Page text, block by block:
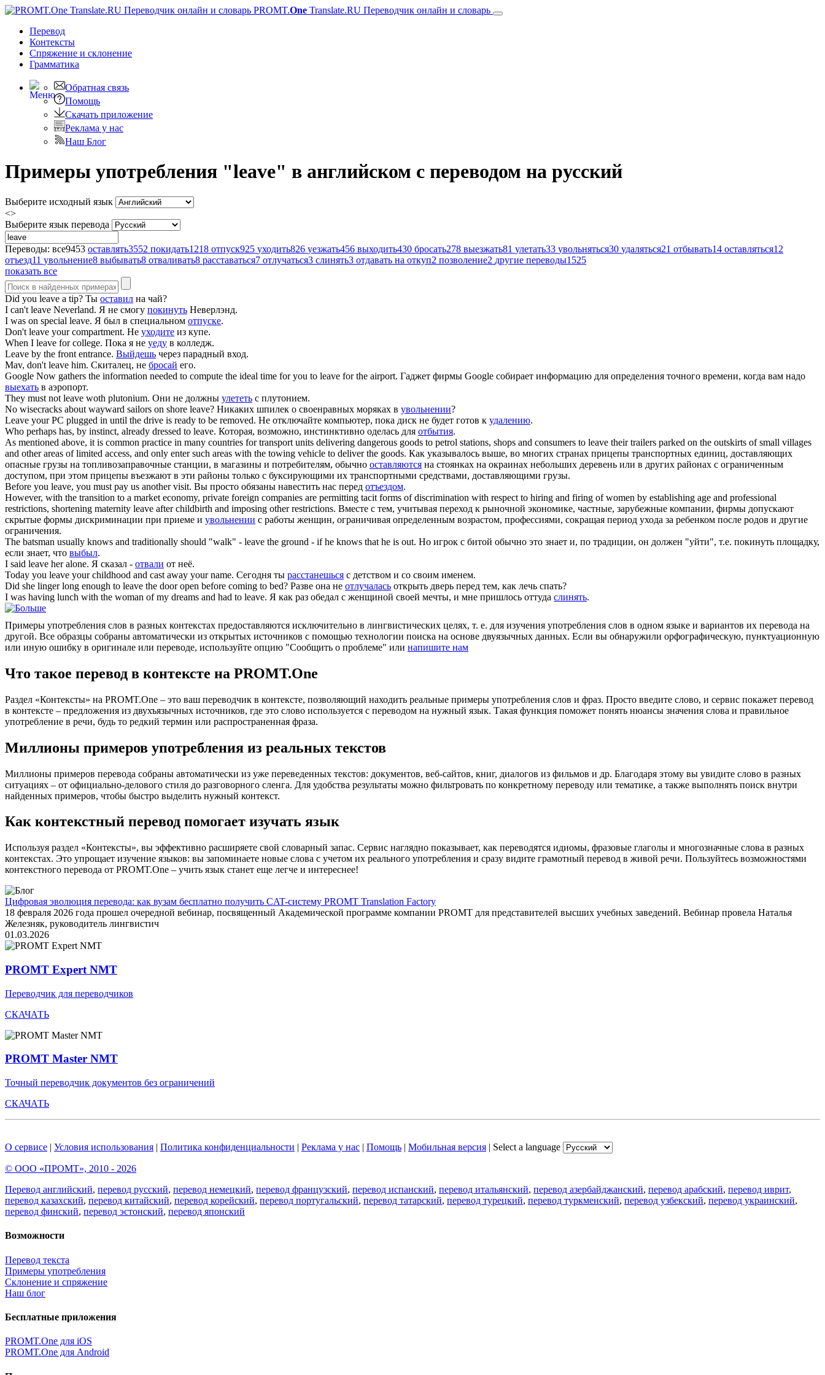
PROMT.One Translate.RU Переводчик онлайн и словарь
Перевод
Контексты
Спряжение и склонение
Грамматика
Обратная связь
Помощь
Скачать приложение
Реклама у нас
Наш Блог
Примеры употребления "leave" в английском с переводом на русский
Выберите исходный язык
<>
Выберите язык перевода
Переводы: все9453 оставлять3552 покидать1218 отпуск925 уходить826 уезжать456 выходить430 бросать278 выезжать81 улетать33 увольняться30 удаляться21 отбывать14 оставляться12
отъезд11 увольнение8 выбывать8 отваливать8 расставаться7 отлучаться3 слинять3 отдавать на откуп2 позволение2 другие переводы1525
показать все
Did you leave a tip? Ты оставил на чай?
I can't leave Neverland. Я не смогу покинуть Неверлэнд.
I was on special leave. Я был в специальном отпуске.
Don't leave your compartment. Не уходите из купе.
When I leave for college. Пока я не уеду в колледж.
Leave by the front entrance. Выйдешь через парадный вход.
Mav, don't leave him. Скиталец, не бросай его.
Google Now gathers the information needed to compute the ideal time for you to leave for the airport. Гаджет фирмы Google собирает информацию для определения точного времени, когда вам надо
выехать в аэропорт.
They must not leave woth plutonium. Они не должны улететь с плутонием.
No wisecracks about wayward sailors on shore leave? Никаких шпилек о своенравных моряках в увольнении?
Leave your PC plugged in until the drive is ready to be removed. Не отключайте компьютер, пока диск не будет готов к удалению.
Who perhaps has, by instinct, already dressed to leave. Которая, возможно, инстинктивно оделась для отбытия.
As mentioned above, it is common practice in many countries for transport units delivering dangerous goods to petrol stations, shops and consumers to leave their trailers parked on the outskirts of small villages
and other areas of limited access, and only enter such areas with the towing vehicle to deliver the goods. Как указывалось выше, во многих странах прицепы транспортных единиц, доставляющих
опасные грузы на топливозаправочные станции, в магазины и потребителям, обычно оставляются на стоянках на окраинах небольших деревень или в других районах с ограниченным
доступом, при этом прицепы въезжают в эти районы только с буксирующими их транспортными средствами, доставляющими грузы.
Before you leave, you must pay us another visit. Вы просто обязаны навестить нас перед отъездом.
However, with the transition to a market economy, private foreign companies are permitting tacit forms of discrimination with respect to hiring and firing of women by establishing age and professional
restrictions, shortening maternity leave after childbirth and imposing other restrictions. Вместе с тем, учитывая переход к рыночной экономике, частные, зарубежные компании, фирмы допускают
скрытые формы дискриминации при приеме и увольнении с работы женщин, ограничивая определенным возрастом, профессиями, сокращая период ухода за ребенком после родов и другие
ограничения.
The batsman usually knows and traditionally should "walk" - leave the ground - if he knows that he is out. Но игрок с битой обычно это знает и, по традиции, он должен "уйти", т.е. покинуть площадку,
если знает, что выбыл.
I said leave her alone. Я сказал - отвали от неё.
Today you leave your childhood and cast away your name. Сегодня ты расстанешься с детством и со своим именем.
Did she linger long enough to leave the door open before coming to bed? Разве она не отлучалась открыть дверь перед тем, как лечь спать?
I was having lunch with the woman of my dreams and had to leave. Я как раз обедал с женщиной своей мечты, и мне пришлось оттуда слинять.
Примеры употребления слов в разных контекстах предоставляются исключительно в лингвистических целях, т. е. для изучения употребления слов в одном языке и вариантов их перевода на
другой. Все образцы собраны автоматически из открытых источников с помощью технологии поиска на основе двуязычных данных. Если вы обнаружили орфографическую, пунктуационную
или иную ошибку в оригинале или переводе, используйте опцию "Сообщить о проблеме" или напишите нам
Что такое перевод в контексте на PROMT.One
Раздел «Контексты» на PROMT.One – это ваш переводчик в контексте, позволяющий находить реальные примеры употребления слов и фраз. Просто введите слово, и сервис покажет перевод
в контексте – предложения из двухъязычных источников, где это слово используется с переводом на нужный язык. Такая функция поможет понять нюансы значения слова и правильное
употребление в речи, будь то редкий термин или распространенная фраза.
Миллионы примеров употребления из реальных текстов
Миллионы примеров перевода собраны автоматически из уже переведенных текстов: документов, веб-сайтов, книг, диалогов из фильмов и др. Благодаря этому вы увидите слово в разных
ситуациях – от официально-делового стиля до разговорного сленга. Для удобства результаты можно фильтровать по конкретному переводу или тематике, а также выполнять поиск внутри
найденных примеров, чтобы быстро выделить нужный контекст.
Как контекстный перевод помогает изучать язык
Используя раздел «Контексты», вы эффективно расширяете свой словарный запас. Сервис наглядно показывает, как переводятся идиомы, фразовые глаголы и многозначные слова в разных
контекстах. Это упрощает изучение языков: вы запоминаете новые слова с учетом их реального употребления и сразу видите грамотный перевод в живой речи. Пользуйтесь возможностями
контекстного перевода от PROMT.One – учить язык станет еще легче и интереснее!
Цифровая эволюция перевода: как вузам бесплатно получить CAT-систему PROMT Translation Factory
18 февраля 2026 года прошел очередной вебинар, посвященный Академической программе компании PROMT для представителей высших учебных заведений. Вебинар провела Наталья
Железняк, руководитель лингвистич
01.03.2026
PROMT Expert NMT
Переводчик для переводчиков
СКАЧАТЬ
PROMT Master NMT
Точный переводчик документов без ограничений
СКАЧАТЬ
О сервисе | Условия использования | Политика конфиденциальности | Реклама у нас | Помощь | Мобильная версия | Select a language
© ООО «ПРОМТ», 2010 - 2026
Перевод английский, перевод русский, перевод немецкий, перевод французский, перевод испанский, перевод итальянский, перевод азербайджанский, перевод арабский, перевод иврит,
перевод казахский, перевод китайский, перевод корейский, перевод португальский, перевод татарский, перевод турецкий, перевод туркменский, перевод узбекский, перевод украинский,
перевод финский, перевод эстонский, перевод японский
Возможности
Перевод текста
Примеры употребления
Склонение и спряжение
Наш блог
Бесплатные приложения
PROMT.One для iOS
PROMT.One для Android